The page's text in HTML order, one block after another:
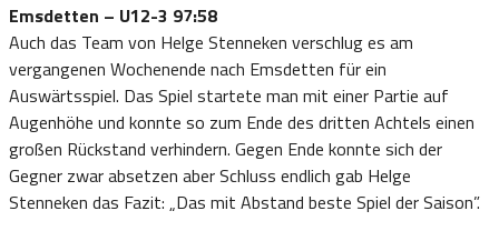
Emsdetten – U12-3 97:58
Auch das Team von Helge Stenneken verschlug es am
vergangenen Wochenende nach Emsdetten für ein
Auswärtsspiel. Das Spiel startete man mit einer Partie auf
Augenhöhe und konnte so zum Ende des dritten Achtels einen
großen Rückstand verhindern. Gegen Ende konnte sich der
Gegner zwar absetzen aber Schluss endlich gab Helge
Stenneken das Fazit: „Das mit Abstand beste Spiel der Saison”.